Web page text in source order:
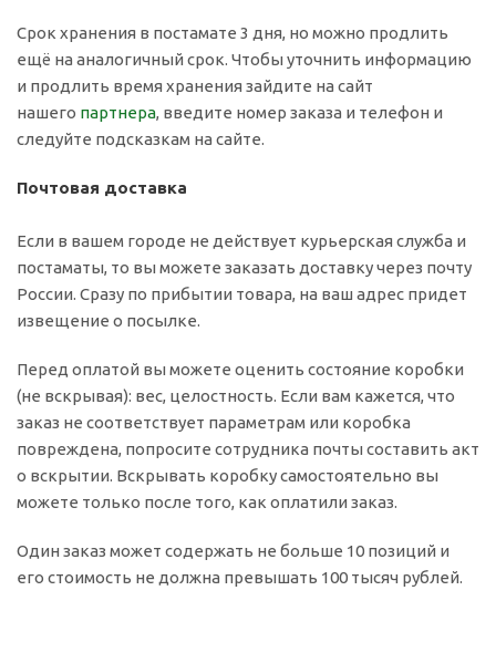
Срок хранения в постамате 3 дня, но можно продлить
ещё на аналогичный срок. Чтобы уточнить информацию
и продлить время хранения зайдите на сайт
нашего партнера, введите номер заказа и телефон и
следуйте подсказкам на сайте.
Почтовая доставка
Если в вашем городе не действует курьерская служба и
постаматы, то вы можете заказать доставку через почту
России. Сразу по прибытии товара, на ваш адрес придет
извещение о посылке.
Перед оплатой вы можете оценить состояние коробки
(не вскрывая): вес, целостность. Если вам кажется, что
заказ не соответствует параметрам или коробка
повреждена, попросите сотрудника почты составить акт
о вскрытии. Вскрывать коробку самостоятельно вы
можете только после того, как оплатили заказ.
Один заказ может содержать не больше 10 позиций и
его стоимость не должна превышать 100 тысяч рублей.